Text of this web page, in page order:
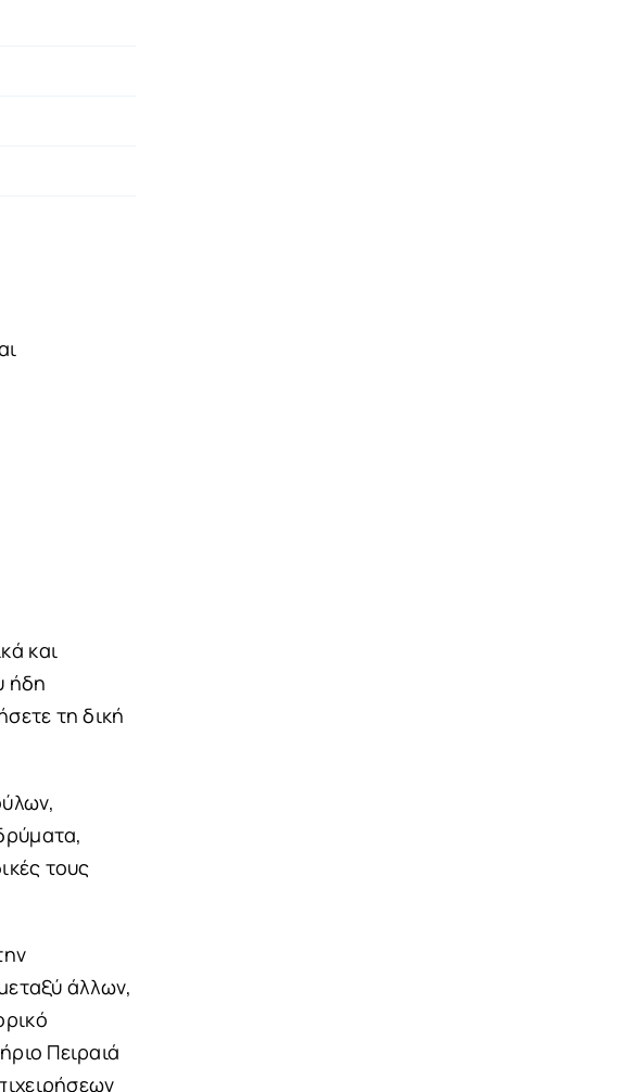
και
ήδη
τη δική
τους
άλλων,
Πειραιά